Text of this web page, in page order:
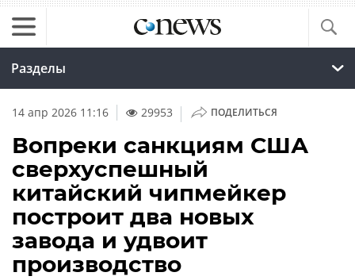
Разделы
14 апр 2026 11:16 29953 | ПОДЕЛИТЬСЯ
Вопреки санкциям США
сверхуспешный
китайский чипмейкер
построит два новых
завода и удвоит
производство